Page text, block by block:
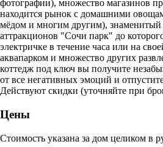
фотографии), множество магазинов
находится рынок с домашними
мёдом и многим другим),
аттракционов "Сочи парк" до
электричке в течение часа или на
аквапарком и множество других
коттедж под ключ вы получите
от все негативных эмоций и
Действуют скидки (уточняйте при
Цены
Стоимость указана за дом целиком в